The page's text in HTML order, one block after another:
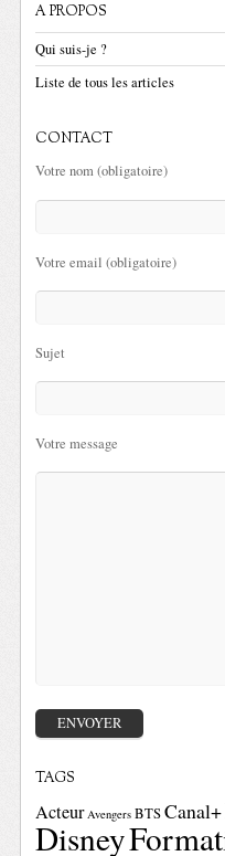
A PROPOS
Qui suis-je ?
Liste de tous les articles
CONTACT
Votre nom (obligatoire)
Votre email (obligatoire)
Sujet
Votre message
TAGS
Acteur Avengers BTSCanal+
Disney